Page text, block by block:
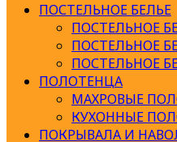
ПОСТЕЛЬНОЕ БЕЛЬЕ
ПОСТЕЛЬНОЕ
ПОСТЕЛЬНОЕ
ПОСТЕЛЬНОЕ
ПОЛОТЕНЦА
МАХРОВЫЕ
КУХОННЫЕ
ПОКРЫВАЛА И